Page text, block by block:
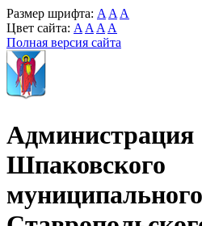
Размер шрифта: A A A
Цвет сайта: A A A A
Полная версия сайта
Администрация
Шпаковского